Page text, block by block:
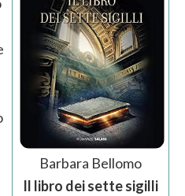
Barbara Bellomo
Il libro dei sette sigilli